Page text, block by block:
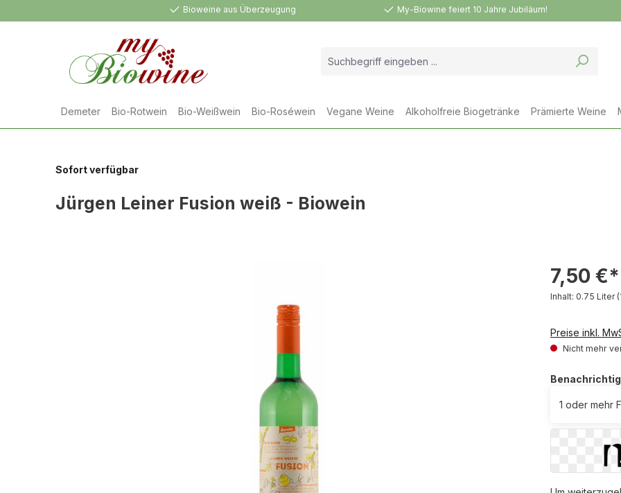
Zur Hauptnavigation springenBioweine aus Überzeugung My-Biowine feiert 10 Jahre Jubiläum!
Demeter Bio-Rotwein Bio-Weißwein Bio-Roséwein Vegane Weine Alkoholfreie Biogetränke Prämierte Weine
Sofort verfügbar
Jürgen Leiner Fusion weiß - Biowein
7,50 €*
Inhalt: 0.75 Liter
Preise inkl.
Nicht mehr